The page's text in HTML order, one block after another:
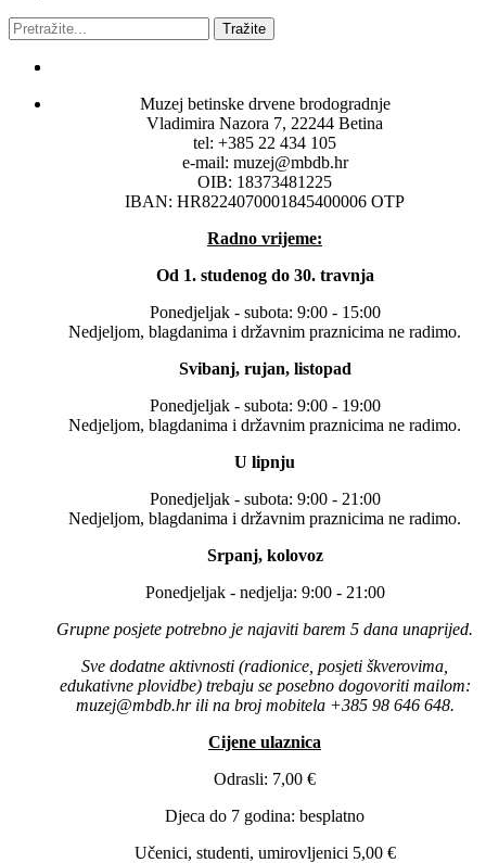
Muzej betinske drvene brodogradnje
Vladimira Nazora 7, 22244 Betina
tel: +385 22 434 105
e-mail: muzej@mbdb.hr
OIB: 18373481225
IBAN: HR8224070001845400006 OTP
Radno vrijeme:
Od 1. studenog do 30. travnja
Ponedjeljak - subota: 9:00 - 15:00
Nedjeljom, blagdanima i državnim praznicima ne radimo.
Svibanj, rujan, listopad
Ponedjeljak - subota: 9:00 - 19:00
Nedjeljom, blagdanima i državnim praznicima ne radimo.
U lipnju
Ponedjeljak - subota: 9:00 - 21:00
Nedjeljom, blagdanima i državnim praznicima ne radimo.
Srpanj, kolovoz
Ponedjeljak - nedjelja: 9:00 - 21:00
Grupne posjete potrebno je najaviti barem 5 dana unaprijed.
Sve dodatne aktivnosti (radionice, posjeti škverovima,
edukativne plovidbe) trebaju se posebno dogovoriti mailom:
muzej@mbdb.hr ili na broj mobitela +385 98 646 648.
Cijene ulaznica
Odrasli: 7,00 €
Djeca do 7 godina: besplatno
Učenici, studenti, umirovljenici 5,00 €